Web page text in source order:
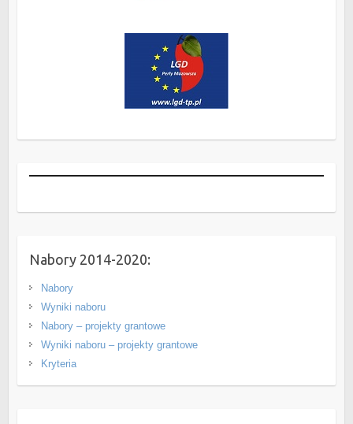
Nabory 2014-2020:
Nabory
Wyniki naboru
Nabory – projekty grantowe
Wyniki naboru – projekty grantowe
Kryteria